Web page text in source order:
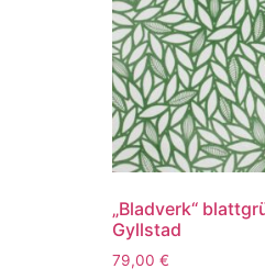
„Bladverk“
Gyllstad
79,00 €